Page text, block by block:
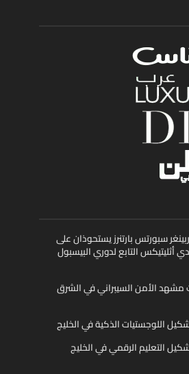
سبورتس بارتنرز يستحوذان على
أثليتيكس التابع لدوري البيسبول
مشهد الأمن السيبراني في الشرق
التعليم الرقمي في الخليج